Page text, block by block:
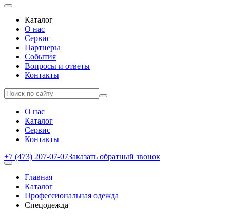
Каталог
О нас
Сервис
Партнеры
События
Вопросы и ответы
Контакты
О нас
Каталог
Сервис
Контакты
+7 (473) 207-07-07Заказать обратный звонок
Главная
Каталог
Профессиональная одежда
Cпецодежда